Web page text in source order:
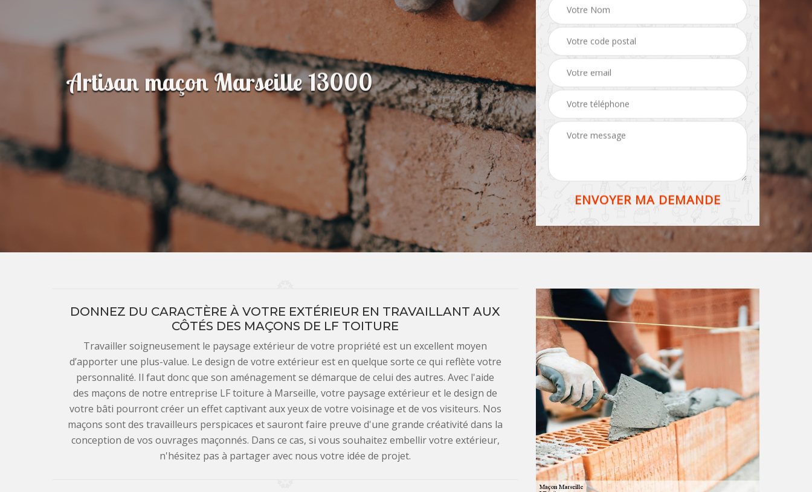
Artisan maçon Marseille 13000
DONNEZ DU CARACTÈRE À VOTRE EXTÉRIEUR EN TRAVAILLANT AUX
CÔTÉS DES MAÇONS DE LF TOITURE
Travailler soigneusement le paysage extérieur de votre propriété est un excellent moyen
d’apporter une plus-value. Le design de votre extérieur est en quelque sorte ce qui reflète votre
personnalité. Il faut donc que son aménagement se démarque de celui des autres. Avec l'aide
des maçons de notre entreprise LF toiture à Marseille, votre paysage extérieur et le design de
votre bâti pourront créer un effet captivant aux yeux de votre voisinage et de vos visiteurs. Nos
maçons sont des travailleurs perspicaces et sauront faire preuve d'une grande créativité dans la
conception de vos ouvrages maçonnés. Dans ce cas, si vous souhaitez embellir votre extérieur,
n'hésitez pas à partager avec nous votre idée de projet.